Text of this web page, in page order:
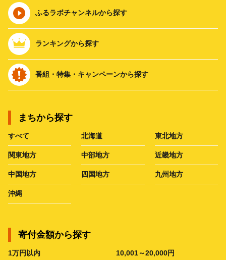
ふるラボチャンネルから探す
ランキングから探す
番組・特集・キャンペーンから探す
まちから探す
すべて 北海道 東北地方
関東地方 中部地方 近畿地方
中国地方 四国地方 九州地方
沖縄
寄付金額から探す
1万円以内 10,001～20,000円